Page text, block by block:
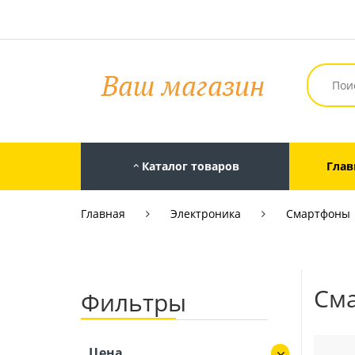
Каталог товаров
Главная Электроника Смартфоны
Фильтры